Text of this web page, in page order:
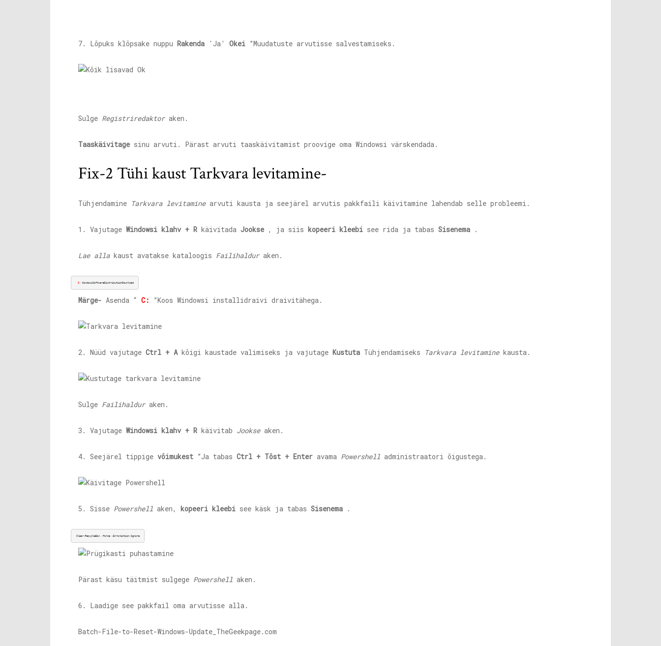
7. Lõpuks klõpsake nuppu Rakenda 'Ja' Okei ”Muudatuste arvutisse salvestamiseks.
Sulge Registriredaktoraken.
Taaskäivitage sinu arvuti. Pärast arvuti taaskäivitamist proovige oma Windowsi värskendada.
Fix-2 Tühi kaust Tarkvara levitamine-
Tühjendamine Tarkvara levitaminearvuti kausta ja seejärel arvutis pakkfaili käivitamine lahendab selle probleemi.
1. Vajutage Windowsi klahv + R käivitada Jookse , ja siis kopeeri kleebi see rida ja tabas Sisenema .
Lae allakaust avatakse kataloogis Failihalduraken.
C: WindowsSoftwareDistributionDownload
Märge- Asenda “ C: ”Koos Windowsi installidraivi draivitähega.
2. Nüüd vajutage Ctrl + Akõigi kaustade valimiseks ja vajutage Kustuta Tühjendamiseks Tarkvara levitaminekausta.
Sulge Failihalduraken.
3. Vajutage Windowsi klahv + R käivitab Jookseaken.
4. Seejärel tippige võimukest ”Ja tabas Ctrl + Tõst + Enter avama Powershell administraatori õigustega.
5. Sisse Powershell aken, kopeeri kleebi see käsk ja tabas Sisenema .
Clear-RecycleBin -force -ErrorAction:Ignore
Pärast käsu täitmist sulgege Powershell aken.
6. Laadige see pakkfail oma arvutisse alla.
Batch-File-to-Reset-Windows-Update_TheGeekpage.com